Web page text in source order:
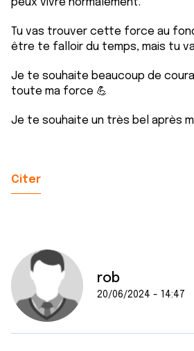
peux vivre normalement.
Tu vas trouver cette force au
être te falloir du temps, mais tu
Je te souhaite beaucoup de
toute ma force 💪
Je te souhaite un très bel
Citer
rob
20/06/2024 - 14:47